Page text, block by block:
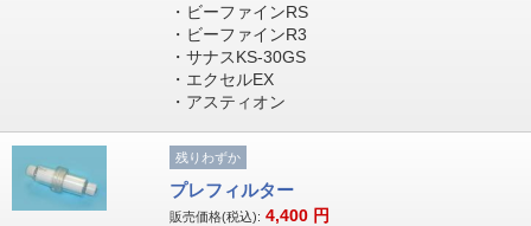
・ビーファインRS
・ビーファインR3
・サナスKS-30GS
・エクセルEX
・アスティオン
残りわずか
プレフィルター
販売価格(税込): 4,400 円